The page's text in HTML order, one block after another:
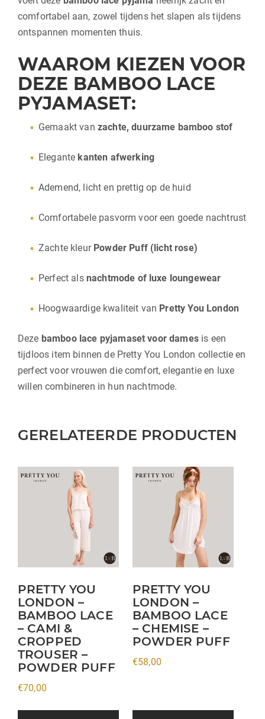
comfortabel aan, zowel tijdens het slapen als tijdens
ontspannen momenten thuis.
WAAROM KIEZEN VOOR
DEZE BAMBOO LACE
PYJAMASET:
Gemaakt van zachte, duurzame bamboo stof
Elegante kanten afwerking
Ademend, licht en prettig op de huid
Comfortabele pasvorm voor een goede nachtrust
Zachte kleur Powder Puff (licht rose)
Perfect als nachtmode of luxe loungewear
Hoogwaardige kwaliteit van Pretty You London
Deze bamboo lace pyjamaset voor damesis een
tijdloos item binnen de Pretty You London collectie en
perfect voor vrouwen die comfort, elegantie en luxe
willen combineren in hun nachtmode.
GERELATEERDE PRODUCTEN
PRETTY YOU
LONDON –
BAMBOO LACE
– CAMI &
CROPPED
TROUSER –
POWDER PUFF
€70,00
Dit
optie
kan
gekozen
worden
op
de
productpagina
PRETTY YOU
LONDON –
BAMBOO LACE
– CHEMISE –
POWDER PUFF
€58,00
Dit
variaties.
optie
kan
gekozen
worden
op
productpagina